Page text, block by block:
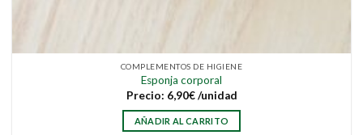
COMPLEMENTOS DE HIGIENE
Esponja corporal
Precio: 6,90€ /unidad
AÑADIR AL CARRITO